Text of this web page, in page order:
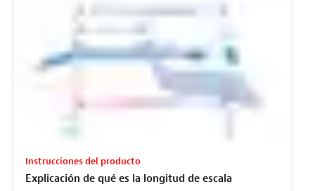
Instrucciones del producto
Explicación de qué es la longitud de escala